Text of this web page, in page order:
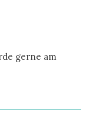
gerne am